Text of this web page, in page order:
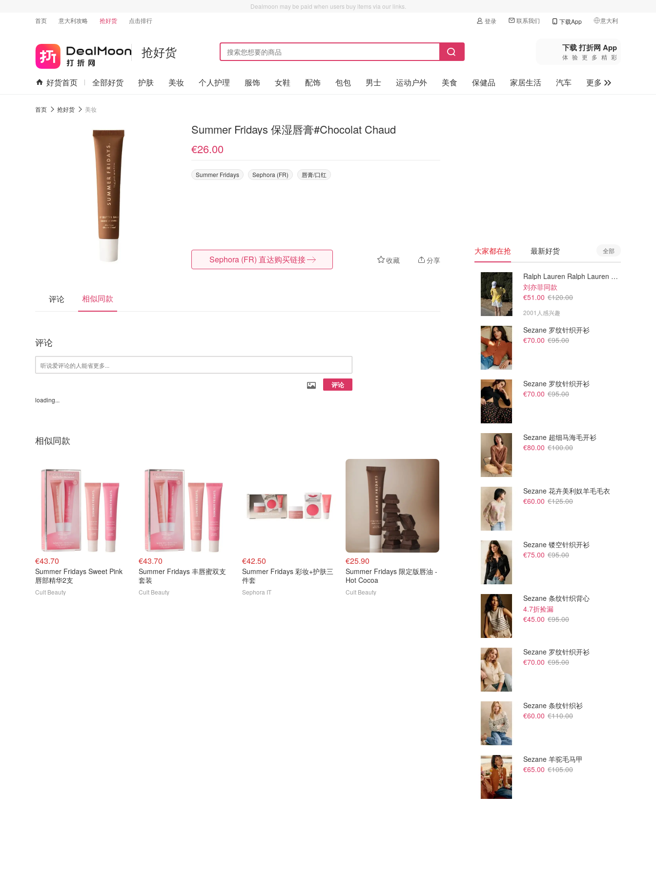
Dealmoon may be paid when users buy items via our links.
首页
意大利攻略 抢好货 点击排行 登录 联系我们 下载App 意大利
🇺🇸美国
🇨🇳中国
🇨🇦加拿大
抢好货 下载 打折网 App
体验更多精彩
好货首页 全部好货 护肤 美妆 个人护理 服饰 女鞋 配饰 包包 男士 运动户外 美食 保健品 家居生活 汽车
更多
首页 抢好货 美妆
Summer Fridays 保湿唇膏#Chocolat Chaud
€26.00
Summer Fridays Sephora (FR) 唇膏/口红
收藏 分享
Sephora (FR) 直达购买链接
评论 相似同款
评论
评论
loading...
相似同款
€43.70
Summer Fridays Sweet Pink
唇部精华2支
Cult Beauty
€43.70
Summer Fridays 丰唇蜜双支
套装
Cult Beauty
€42.50
Summer Fridays 彩妆+护肤三
件套
Sephora IT
€25.90
Summer Fridays 限定版唇油 -
Hot Cocoa
Cult Beauty
Summer Fridays 唇油 - Vanilla
€25.90
大家都在抢 最新好货 全部
Ralph Lauren Ralph Lauren 男童亚麻衬衫
刘亦菲同款
€51.00 €120.00
2001人感兴趣
Sezane 罗纹针织开衫
€70.00 €95.00
Sezane 罗纹针织开衫
€70.00 €95.00
Sezane 超细马海毛开衫
€80.00 €100.00
Sezane 花卉美利奴羊毛毛衣
€60.00 €125.00
Sezane 镂空针织开衫
€75.00 €95.00
Sezane 条纹针织背心
4.7折捡漏
€45.00 €95.00
Sezane 罗纹针织开衫
€70.00 €95.00
Sezane 条纹针织衫
€60.00 €110.00
Sezane 羊驼毛马甲
€65.00 €105.00